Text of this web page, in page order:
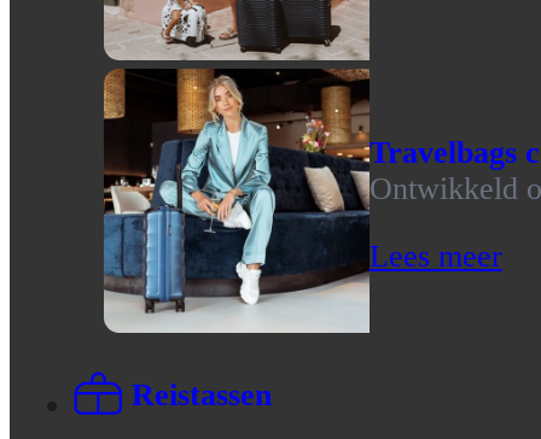
Travelbags
Ontwikkeld
Lees meer
Reistassen